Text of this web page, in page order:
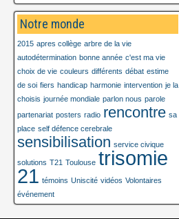
Notre monde
2015 apres collège arbre de la vie
autodétermination bonne année c'est ma vie
choix de vie couleurs différents débat estime
de soi fiers handicap harmonie intervention je la
choisis journée mondiale parlon nous parole
partenariat posters radio rencontre sa
place self défence cerebrale
sensibilisation service civique
solutions T21 Toulouse trisomie
21 témoins Uniscité vidéos Volontaires
événement